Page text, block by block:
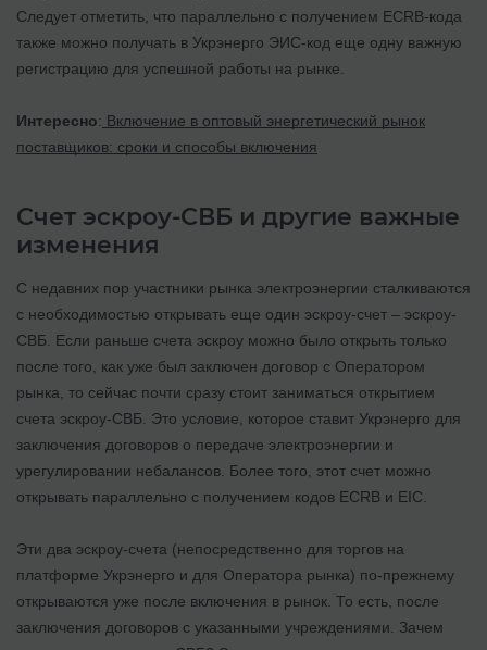
Следует отметить, что параллельно с получением ECRB-кода
также можно получать в Укрэнерго ЭИС-код еще одну важную
регистрацию для успешной работы на рынке.
Интересно: Включение в оптовый энергетический рынок
поставщиков: сроки и способы включения
Счет эскроу-СВБ и другие важные
изменения
С недавних пор участники рынка электроэнергии сталкиваются
с необходимостью открывать еще один эскроу-счет – эскроу-
СВБ. Если раньше счета эскроу можно было открыть только
после того, как уже был заключен договор с Оператором
рынка, то сейчас почти сразу стоит заниматься открытием
счета эскроу-СВБ. Это условие, которое ставит Укрэнерго для
заключения договоров о передаче электроэнергии и
урегулировании небалансов. Более того, этот счет можно
открывать параллельно с получением кодов ECRB и EIC.
Эти два эскроу-счета (непосредственно для торгов на
платформе Укрэнерго и для Оператора рынка) по-прежнему
открываются уже после включения в рынок. То есть, после
заключения договоров с указанными учреждениями. Зачем